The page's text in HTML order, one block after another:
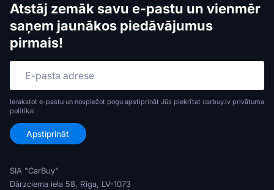
Atstāj zemāk savu e-pastu un vienmēr
saņem jaunākos piedāvājumus
pirmais!
Ierakstot e-pastu un nospiežot pogu apstiprināt Jūs piekrītat carbuy.lv privātuma
politikai
SIA "CarBuy"
Dārzciema iela 58, Rīga, LV-1073